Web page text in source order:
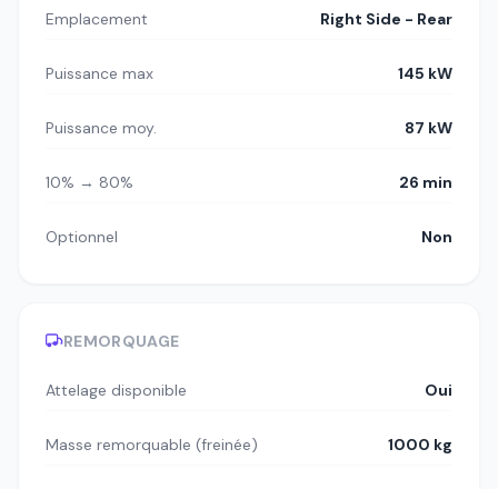
Emplacement Right Side - Rear
Puissance max 145 kW
Puissance moy. 87 kW
10% → 80% 26 min
Optionnel Non
REMORQUAGE
Attelage disponible Oui
Masse remorquable (freinée) 1000 kg